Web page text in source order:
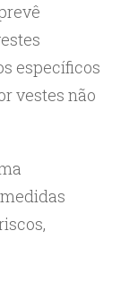
específicos
vestes não